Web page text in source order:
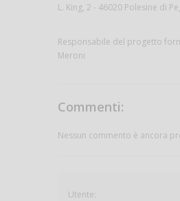
L. King, 2 - 46020 Polesine di
Responsabile del progetto
Meroni
Commenti:
Nessun commento è ancora
Utente: